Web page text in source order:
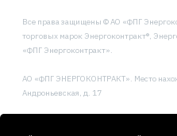
Все права защищены © АО «ФПГ
торговых марок Энергоконтракт®,
«ФПГ Энергоконтракт».
АО «ФПГ ЭНЕРГОКОНТРАКТ». Место
Андроньевская, д. 17